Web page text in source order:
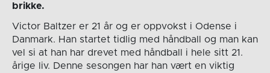
brikke.
Victor Baltzer er 21 år og er oppvokst i Odense i
Danmark. Han startet tidlig med håndball og man kan
vel si at han har drevet med håndball i hele sitt 21.
årige liv. Denne sesongen har han vært en viktig